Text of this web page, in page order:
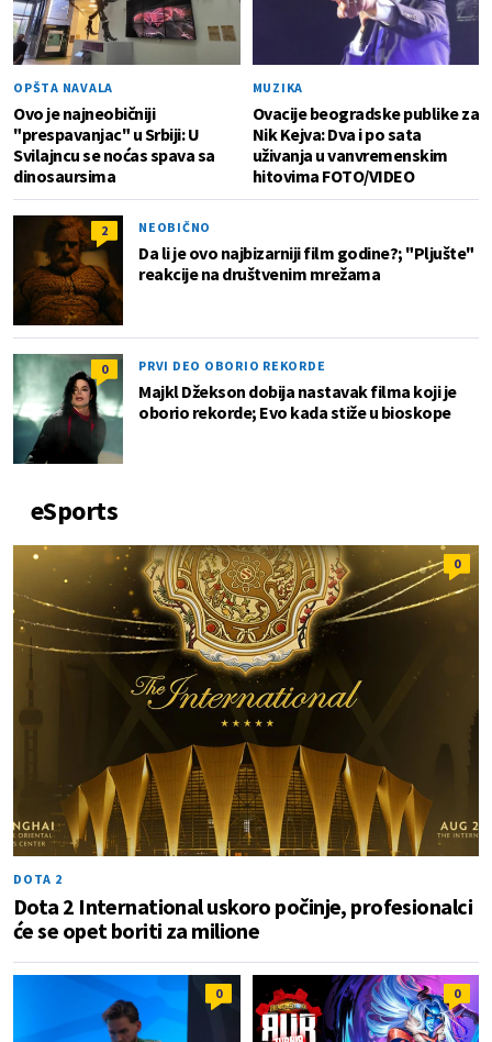
OPŠTA NAVALA
Ovo je najneobičniji
"prespavanjac" u Srbiji: U
Svilajncu se noćas spava sa
dinosaursima
MUZIKA
Ovacije beogradske publike za
Nik Kejva: Dva i po sata
uživanja u vanvremenskim
hitovima FOTO/VIDEO
2 NEOBIČNO
Da li je ovo najbizarniji film godine?; "Pljušte"
reakcije na društvenim mrežama
0 PRVI DEO OBORIO REKORDE
Majkl Džekson dobija nastavak filma koji je
oborio rekorde; Evo kada stiže u bioskope
eSports
0
DOTA 2
Dota 2 International uskoro počinje, profesionalci
će se opet boriti za milione
0 0